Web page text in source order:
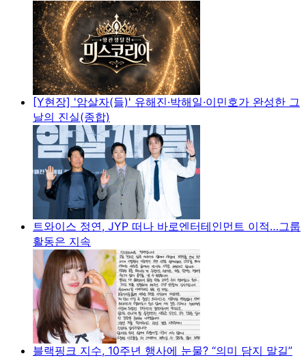
[Y현장] '암살자(들)' 유해진·박해일·이민호가 완성한 그
날의 진실(종합)
트와이스 정연, JYP 떠나 바로엔터테인먼트 이적…그룹
활동은 지속
블랙핑크 지수, 10주년 행사에 눈물? “의미 담지 말길”